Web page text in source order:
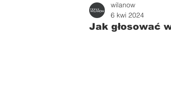
Zdrowie i uroda
Jak głosować
wilanow
6 kwi 2024